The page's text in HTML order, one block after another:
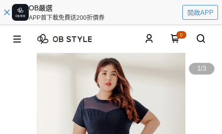
OB嚴選
APP首下載免費送200折價券
開啟APP
0
1/3